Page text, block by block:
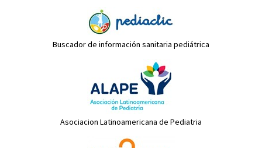
Buscador de información sanitaria pediátrica
Asociacion Latinoamericana de Pediatria